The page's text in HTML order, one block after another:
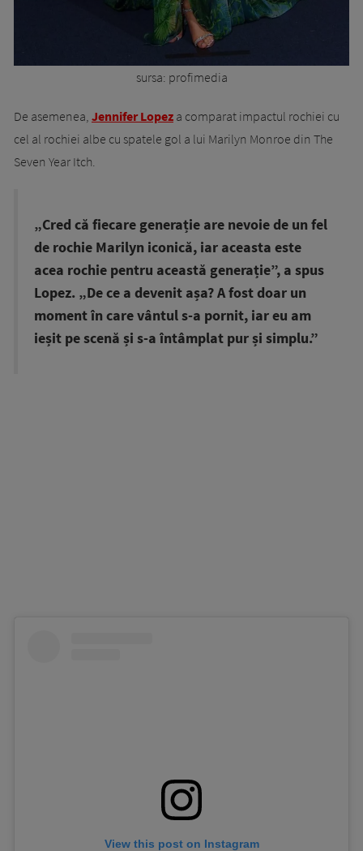
sursa: profimedia
De asemenea, Jennifer Lopez a comparat impactul rochiei cu
cel al rochiei albe cu spatele gol a lui Marilyn Monroe din The
Seven Year Itch.
„Cred că fiecare generație are nevoie de un fel
de rochie Marilyn iconică, iar aceasta este
acea rochie pentru această generație”, a spus
Lopez. „De ce a devenit așa? A fost doar un
moment în care vântul s-a pornit, iar eu am
ieșit pe scenă și s-a întâmplat pur și simplu.”
View this post on Instagram